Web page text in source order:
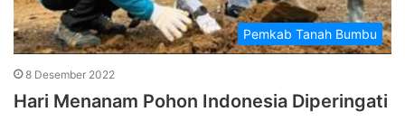
Pemkab Tanah Bumbu
8 Desember 2022
Hari Menanam Pohon Indonesia Diperingati